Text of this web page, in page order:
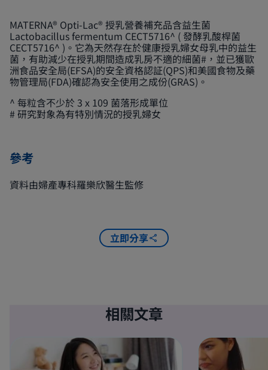
MATERNA® Opti-Lac® 授乳營養補充品含益生菌
Lactobacillus fermentum CECT5716^ ( 發酵乳酸桿菌
CECT5716^ )。它為天然存在於健康授乳婦女母乳中的益生
菌，有助減少在授乳期間造成乳房不適的細菌#，並已獲歐
洲食品安全局(EFSA)的安全資格認証(QPS)和美國食物及藥
物管理局(FDA)確認為安全使用之成份(GRAS)。
^ 每粒含不少於 3 x 109 菌落形成單位
# 研究對象為有特別情況的授乳婦女
參考
資料由婦產專科羅樂欣醫生監修
立即分享
相關文章